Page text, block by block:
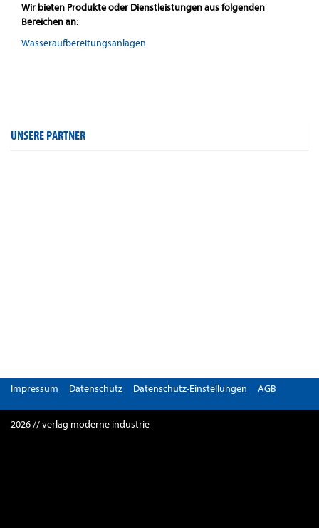
Wir bieten Produkte oder Dienstleistungen aus folgenden
Bereichen an:
Wasseraufbereitungsanlagen
UNSERE PARTNER
Impressum Datenschutz Datenschutz-Einstellungen AGB
2026 // verlag moderne industrie